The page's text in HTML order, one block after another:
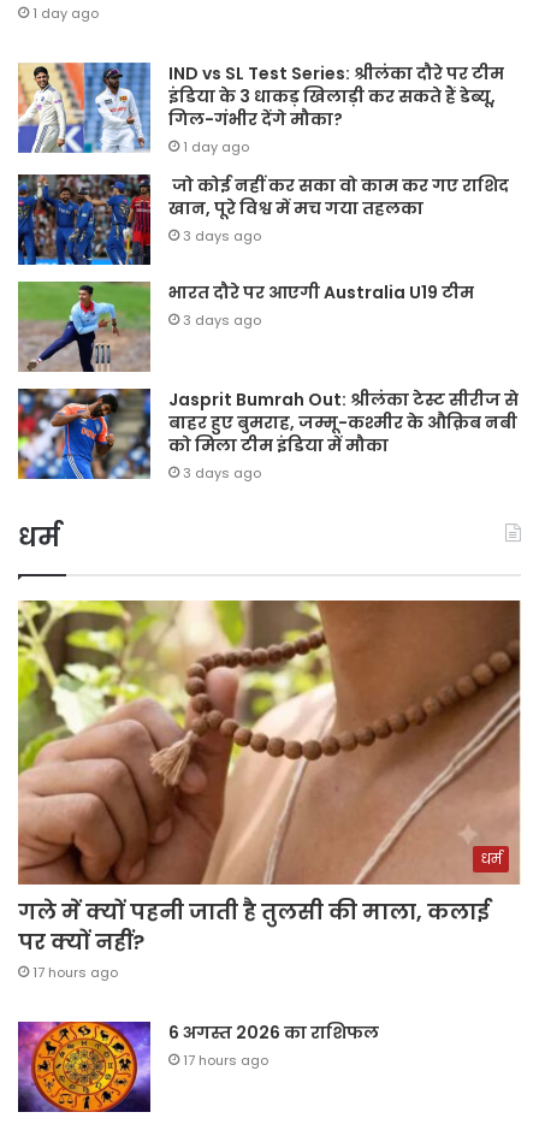
1 day ago
IND vs SL Test Series: श्रीलंका दौरे पर टीम
इंडिया के 3 धाकड़ खिलाड़ी कर सकते हैं डेब्यू,
गिल-गंभीर देंगे मौका?
1 day ago
जो कोई नहीं कर सका वो काम कर गए राशिद
खान, पूरे विश्व में मच गया तहलका
3 days ago
भारत दौरे पर आएगी Australia U19 टीम
3 days ago
Jasprit Bumrah Out: श्रीलंका टेस्ट सीरीज से
बाहर हुए बुमराह, जम्मू-कश्मीर के औक़िब नबी
को मिला टीम इंडिया में मौका
3 days ago
धर्म
धर्म
गले में क्यों पहनी जाती है तुलसी की माला, कलाई
पर क्यों नहीं?
17 hours ago
6 अगस्त 2026 का राशिफल
17 hours ago